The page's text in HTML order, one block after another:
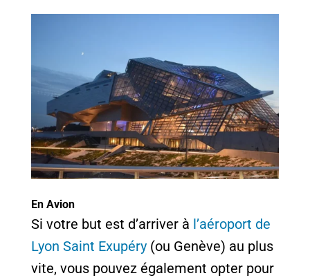
En Avion
Si votre but est d’arriver à l’aéroport de
Lyon Saint Exupéry(ou Genève) au plus
vite, vous pouvez également opter pour